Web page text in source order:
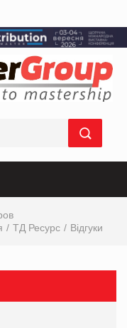
ТД Ресурс Відгуки